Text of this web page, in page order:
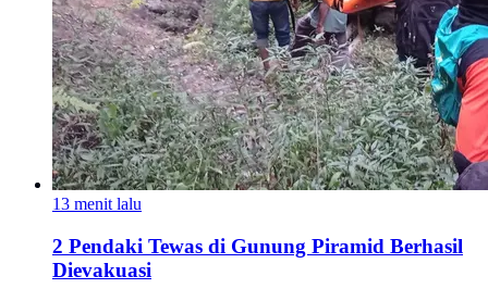
13 menit lalu
2 Pendaki Tewas di Gunung Piramid Berhasil
Dievakuasi